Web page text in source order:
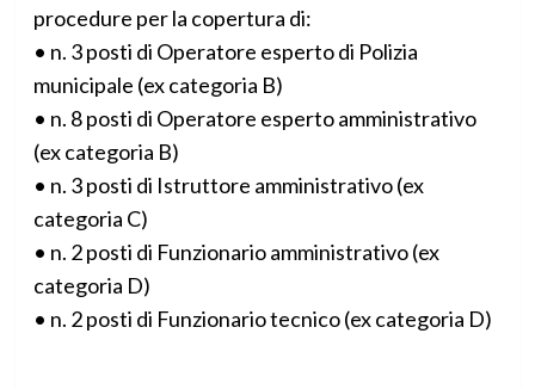
procedure per la copertura di:
• n. 3 posti di Operatore esperto di Polizia
municipale (ex categoria B)
• n. 8 posti di Operatore esperto amministrativo
(ex categoria B)
• n. 3 posti di Istruttore amministrativo (ex
categoria C)
• n. 2 posti di Funzionario amministrativo (ex
categoria D)
• n. 2 posti di Funzionario tecnico (ex categoria D)